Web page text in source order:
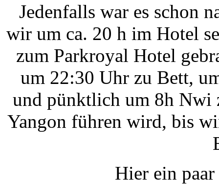
Jedenfalls war es schon
wir um ca. 20 h im Hotel
zum Parkroyal Hotel
um 22:30 Uhr zu Bett,
und pünktlich um 8h Nwi
Yangon führen wird, bis
Hier ein